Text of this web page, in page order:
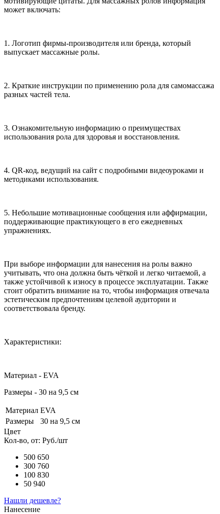
может включать:
1. Логотип фирмы-производителя или бренда, который
выпускает массажные ролы.
2. Краткие инструкции по применению рола для самомассажа
разных частей тела.
3. Ознакомительную информацию о преимуществах
использования рола для здоровья и восстановления.
4. QR-код, ведущий на сайт с подробными видеоуроками и
методиками использования.
5. Небольшие мотивационные сообщения или аффирмации,
поддерживающие практикующего в его ежедневных
упражнениях.
При выборе информации для нанесения на ролы важно
учитывать, что она должна быть чёткой и легко читаемой, а
также устойчивой к износу в процессе эксплуатации. Также
стоит обратить внимание на то, чтобы информация отвечала
эстетическим предпочтениям целевой аудитории и
соответствовала бренду.
Характеристики:
Материал - EVA
Размеры - 30 на 9,5 см
Материал EVA
Размеры
30 на 9,5 см
Цвет
Кол-во, от: Руб./шт
500 650
300 760
100 830
50 940
Нашли дешевле?
Нанесение